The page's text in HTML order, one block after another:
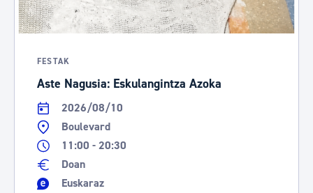
FESTAK
Aste Nagusia: Eskulangintza Azoka
2026/08/10
Boulevard
11:00 - 20:30
Doan
Euskaraz